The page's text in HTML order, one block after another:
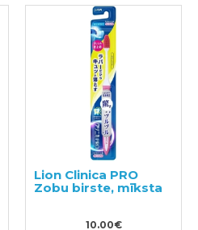
Lion Clinica PRO
Zobu birste, mīksta
10.00€